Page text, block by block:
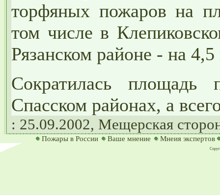
торфяных пожаров на
том числе в
Рязанском районе - на 4,5
Сократилась
Спасском районах, а
: 25.09.2002, Мещерская
Пожары в России Ваше мнение Мнеия экспертов